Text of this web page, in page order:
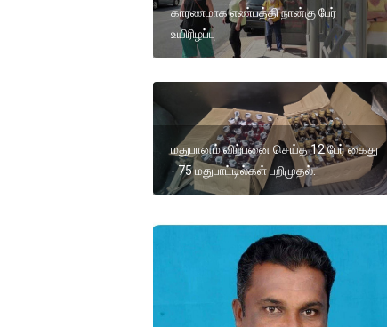
காரணமாக எண்பத்தி நான்கு பேர்
உயிரிழப்பு
மதுபானம் விற்பனை செய்த 12 பேர் கைது
- 75 மதுபாட்டில்கள் பறிமுதல்.